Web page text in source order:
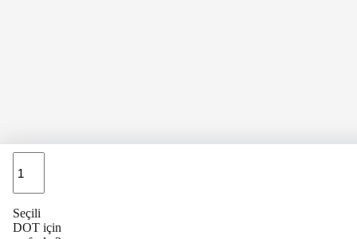
Seçili
DOT için